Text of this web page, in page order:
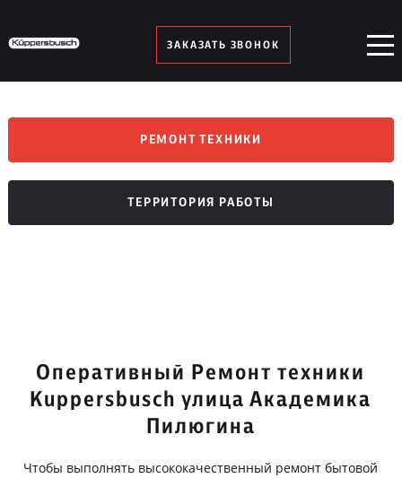
ЗАКАЗАТЬ ЗВОНОК
РЕМОНТ ТЕХНИКИ
ТЕРРИТОРИЯ РАБОТЫ
Оперативный Ремонт техники
Kuppersbusch улица Академика
Пилюгина
Чтобы выполнять высококачественный ремонт бытовой